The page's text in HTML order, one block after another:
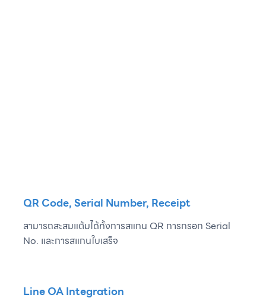
QR Code, Serial Number, Receipt
สามารถสะสมแต้มได้ทั้งการสแกน QR การกรอก Serial
No. และการสแกนใบเสร็จ
Line OA Integration